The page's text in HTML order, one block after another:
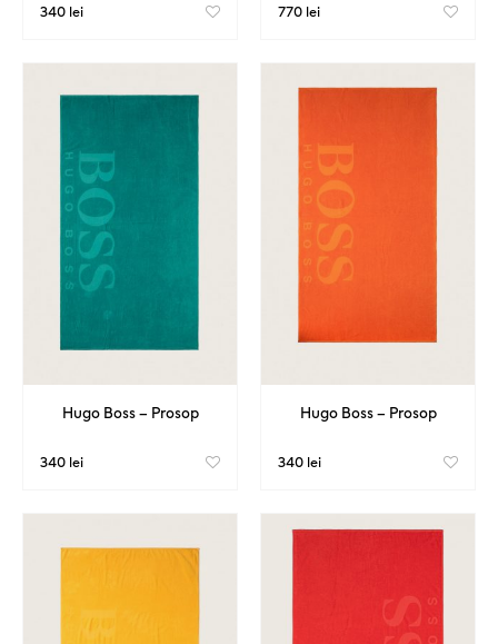
340 lei 770 lei
Hugo Boss – Prosop
340 lei
Hugo Boss – Prosop
340 lei